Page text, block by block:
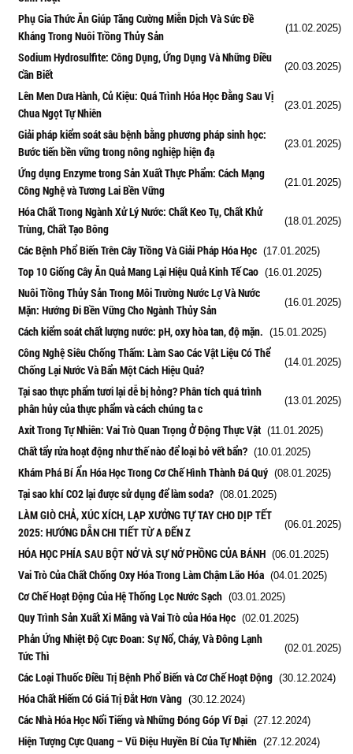
Phụ Gia Thức Ăn Giúp Tăng Cường Miễn Dịch Và Sức Đề
Kháng Trong Nuôi Trồng Thủy Sản
(11.02.2025)
Sodium Hydrosulfite: Công Dụng, Ứng Dụng Và Những Điều
Cần Biết
(20.03.2025)
Lên Men Dưa Hành, Củ Kiệu: Quá Trình Hóa Học Đằng Sau Vị
Chua Ngọt Tự Nhiên
(23.01.2025)
Giải pháp kiểm soát sâu bệnh bằng phương pháp sinh học:
Bước tiến bền vững trong nông nghiệp hiện đạ
(23.01.2025)
Ứng dụng Enzyme trong Sản Xuất Thực Phẩm: Cách Mạng
Công Nghệ và Tương Lai Bền Vững
(21.01.2025)
Hóa Chất Trong Ngành Xử Lý Nước: Chất Keo Tụ, Chất Khử
Trùng, Chất Tạo Bông
(18.01.2025)
Các Bệnh Phổ Biến Trên Cây Trồng Và Giải Pháp Hóa Học (17.01.2025)
Top 10 Giống Cây Ăn Quả Mang Lại Hiệu Quả Kinh Tế Cao (16.01.2025)
Nuôi Trồng Thủy Sản Trong Môi Trường Nước Lợ Và Nước
Mặn: Hướng Đi Bền Vững Cho Ngành Thủy Sản
(16.01.2025)
Cách kiểm soát chất lượng nước: pH, oxy hòa tan, độ mặn. (15.01.2025)
Công Nghệ Siêu Chống Thấm: Làm Sao Các Vật Liệu Có Thể
Chống Lại Nước Và Bẩn Một Cách Hiệu Quả?
(14.01.2025)
Tại sao thực phẩm tươi lại dễ bị hỏng? Phân tích quá trình
phân hủy của thực phẩm và cách chúng ta c
(13.01.2025)
Axit Trong Tự Nhiên: Vai Trò Quan Trọng Ở Động Thực Vật (11.01.2025)
Chất tẩy rửa hoạt động như thế nào để loại bỏ vết bẩn? (10.01.2025)
Khám Phá Bí Ẩn Hóa Học Trong Cơ Chế Hình Thành Đá Quý (08.01.2025)
Tại sao khí CO2 lại được sử dụng để làm soda? (08.01.2025)
LÀM GIÒ CHẢ, XÚC XÍCH, LẠP XƯỞNG TỰ TAY CHO DỊP TẾT
2025: HƯỚNG DẪN CHI TIẾT TỪ A ĐẾN Z
(06.01.2025)
HÓA HỌC PHÍA SAU BỘT NỞ VÀ SỰ NỞ PHỒNG CỦA BÁNH (06.01.2025)
Vai Trò Của Chất Chống Oxy Hóa Trong Làm Chậm Lão Hóa (04.01.2025)
Cơ Chế Hoạt Động Của Hệ Thống Lọc Nước Sạch (03.01.2025)
Quy Trình Sản Xuất Xi Măng và Vai Trò của Hóa Học (02.01.2025)
Phản Ứng Nhiệt Độ Cực Đoan: Sự Nổ, Cháy, Và Đông Lạnh
Tức Thì
(02.01.2025)
Các Loại Thuốc Điều Trị Bệnh Phổ Biến và Cơ Chế Hoạt Động (30.12.2024)
Hóa Chất Hiếm Có Giá Trị Đắt Hơn Vàng (30.12.2024)
Các Nhà Hóa Học Nổi Tiếng và Những Đóng Góp Vĩ Đại (27.12.2024)
Hiện Tượng Cực Quang – Vũ Điệu Huyền Bí Của Tự Nhiên (27.12.2024)